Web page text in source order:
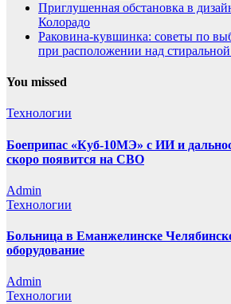
Приглушенная обстановка в
Колорадо
Раковина-кувшинка: советы по
при расположении над
You missed
Технологии
Боеприпас «Куб-10МЭ» с ИИ и
скоро появится на СВО
Admin
Технологии
Больница в Еманжелинске
оборудование
Admin
Технологии